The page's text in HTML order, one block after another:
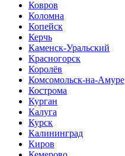
Ковров
Коломна
Копейск
Керчь
Каменск-Уральский
Красногорск
Королёв
Комсомольск-на-Амуре
Кострома
Курган
Калуга
Курск
Калининград
Киров